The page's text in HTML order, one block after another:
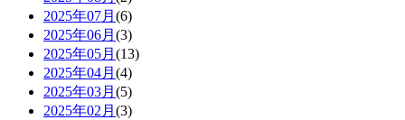
2025年07月 (6)
2025年06月 (3)
2025年05月 (13)
2025年04月 (4)
2025年03月 (5)
2025年02月 (3)